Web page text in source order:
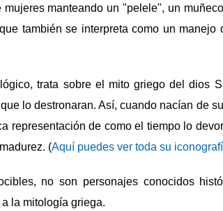
manteando un "pelele", un
también se interpreta como un manejo
trata sobre el mito griego del dios
lo destronaran. Así, cuando nacían de
representación de como el tiempo lo
(Aquí puedes ver toda su
no son personajes conocidos
la mitología griega.